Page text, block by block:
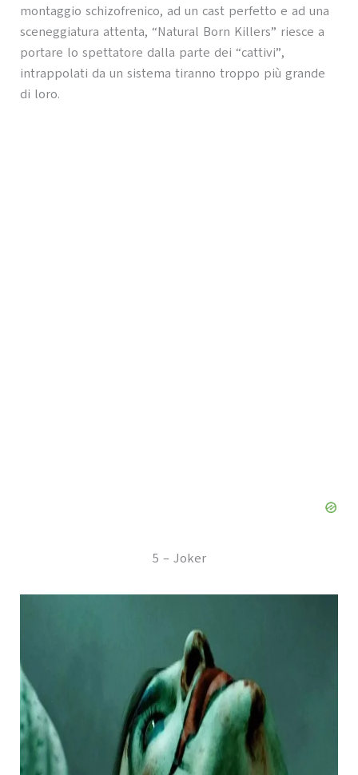
montaggio schizofrenico, ad un cast perfetto e ad una
sceneggiatura attenta, “Natural Born Killers” riesce a
portare lo spettatore dalla parte dei “cattivi”,
intrappolati da un sistema tiranno troppo più grande
di loro.
5 – Joker